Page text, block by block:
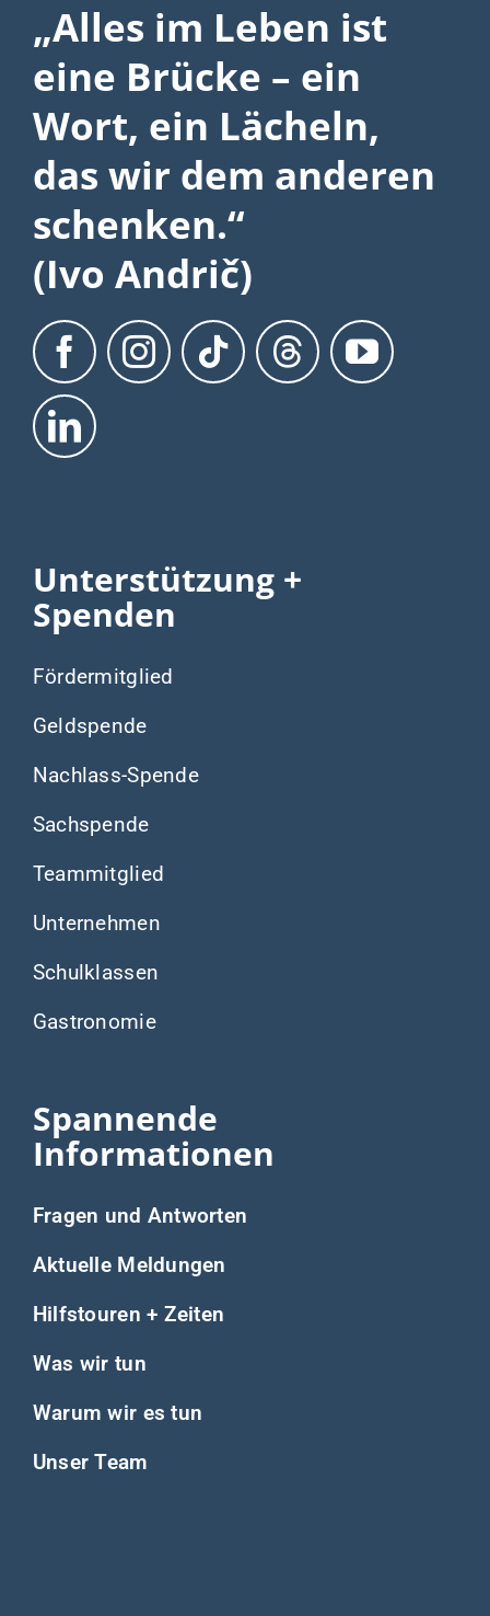
„Alles im Leben ist
eine Brücke – ein
Wort, ein Lächeln,
das wir dem anderen
schenken.“
(Ivo Andrič)
Unterstützung +
Spenden
Fördermitglied
Geldspende
Nachlass-Spende
Sachspende
Teammitglied
Unternehmen
Schulklassen
Gastronomie
Spannende
Informationen
Fragen und Antworten
Aktuelle Meldungen
Hilfstouren + Zeiten
Was wir tun
Warum wir es tun
Unser Team